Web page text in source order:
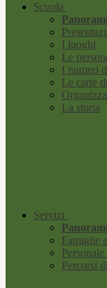
Scuola
I luoghi
Le
I numeri
Le carte
La storia
Servizi
Famiglie
Percorsi